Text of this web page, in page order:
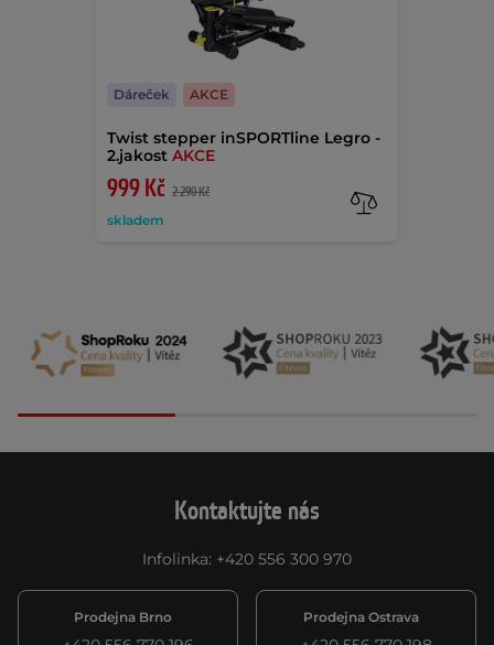
Twist stepper inSPORTline Legro -
2.jakostAKCE
999 Kč 2 290 Kč
skladem
Dáreček AKCE
Kontaktujte nás
Infolinka: +420 556 300 970
Prodejna Brno Prodejna Ostrava